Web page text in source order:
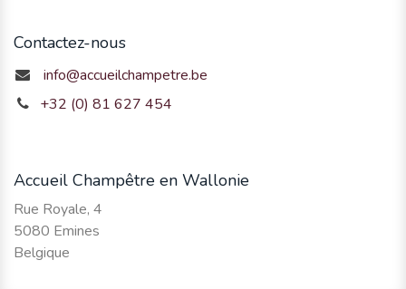
Contactez-nous
info@accueilchampetre.be
+32 (0) 81 627 454
Accueil Champêtre en Wallonie
Rue Royale, 4
5080 Emines
Belgique